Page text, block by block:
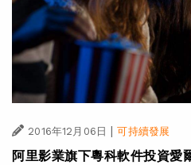
2016年12月06日 | 可持續發展
阿里影業旗下粵科軟件投資愛